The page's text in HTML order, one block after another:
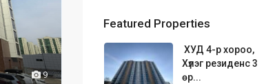
9
Featured Properties
ХУД 4-р хороо,
Хүлэг резиденс 3
өр...